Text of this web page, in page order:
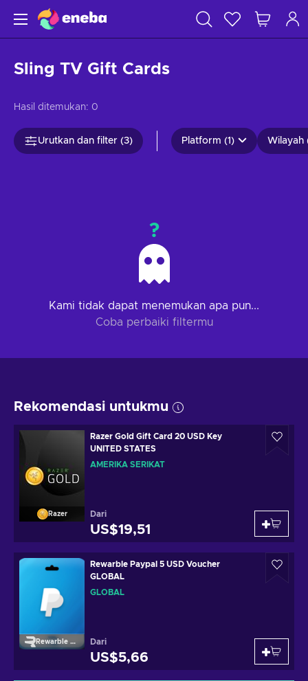
Sling TV Gift Cards
Hasil ditemukan: 0
Urutkan dan filter (3) Platform (1) Wilayah
?
Kami tidak dapat menemukan apa pun...
Coba perbaiki filtermu
Rekomendasi untukmu
Razer
Razer Gold Gift Card 20 USD Key
UNITED STATES
AMERIKA SERIKAT
Dari
US$19,51
Rewarble Paypal
Rewarble Paypal 5 USD Voucher
GLOBAL
GLOBAL
Dari
US$5,66